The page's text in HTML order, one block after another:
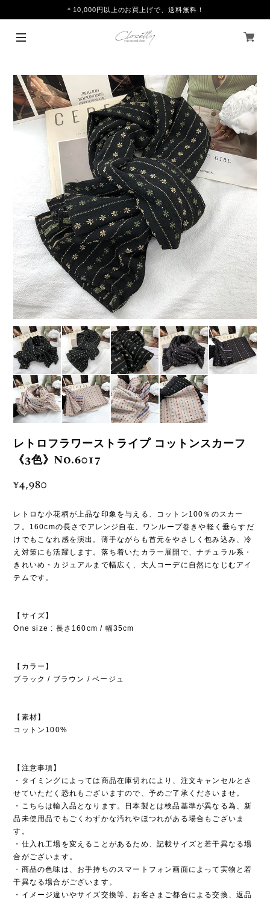
＊10,000円以上のお買上げで、送料無料！
レトロフラワーストライプ コットンスカーフ
《3色》No.6017
¥4,980
レトロな小花柄が上品な印象を与える、コットン100％のスカー
フ。160cmの長さでアレンジ自在、ワンループ巻きや軽く垂らすだ
けでもこなれ感を演出。薄手ながらも首元をやさしく包み込み、冷
え対策にも活躍します。落ち着いたカラー展開で、ナチュラル系・
きれいめ・カジュアルまで幅広く、大人コーデに自然になじむアイ
テムです。
【サイズ】
One size : 長さ160cm / 幅35cm
【カラー】
ブラック / ブラウン / ベージュ
【素材】
コットン100%
【注意事項】
・タイミングによっては商品在庫切れにより、注文キャンセルとさ
せていただく恐れもございますので、予めご了承くださいませ。
・こちらは輸入品となります。日本製とは検品基準が異なる為、新
品未使用品でもごくわずかな汚れやほつれがある場合もございま
す。
・仕入れ工場を変えることがあるため、記載サイズと若干異なる場
合がございます。
・商品の色味は、お手持ちのスマートフォン画面によって実物と若
干異なる場合がございます。
・イメージ違いやサイズ交換等、お客さまご都合による交換、返品